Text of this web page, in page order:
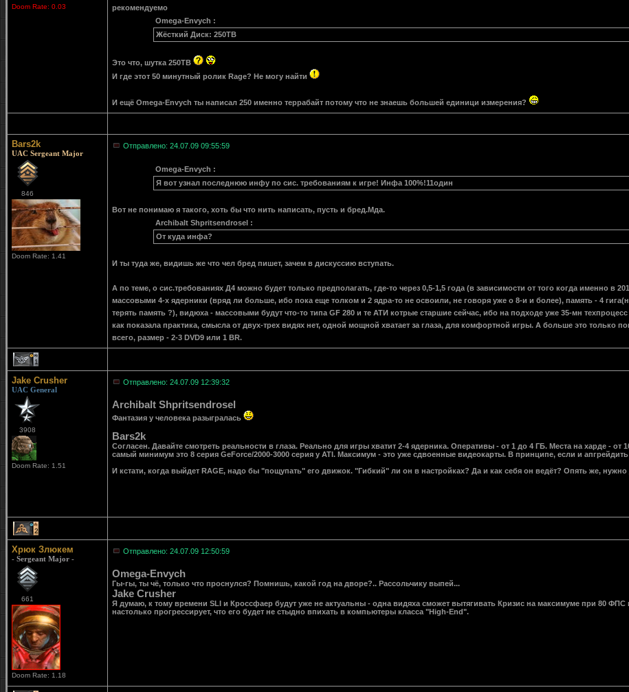
Doom Rate: 0.03
рекомендуемо
Omega-Envych :
Жёсткий Диск: 250ТB
Это что, шутка 250ТB
И где этот 50 минутный ролик Rаge? Не могу найти
И ещё Omega-Envych ты написал 250 именно террабайт потому что не знаешь большей единици измерения?
Bars2k
UAC Sergeant Major
846
Doom Rate: 1.41
Отправлено: 24.07.09 09:55:59
Omega-Envych :
Я вот узнал последнюю инфу по сис. требованиям к игре! Инфа 100%!11один
Вот не понимаю я такого, хоть бы что нить написать, пусть и бред.Мда.
Archibalt Shpritsendrosel :
От куда инфа?
И ты туда же, видишь же что чел бред пишет, зачем в дискуссию вступать.
А по теме, о сис.требованиях Д4 можно будет только предполагать, где-то через 0,5-1,5 года (в зависимости от того когда именно в
массовыми 4-х ядерники (вряд ли больше, ибо пока еще толком и 2 ядра-то не освоили, не говоря уже о 8-и и более), память - 4
терять память ?), видюха - массовыми будут что-то типа GF 280 и те АТИ котрые старшие сейчас, ибо на подходе уже 35-мн
как показала практика, смысла от двух-трех видях нет, одной мощной хватает за глаза, для комфортной игры. А больше это только
всего, размер - 2-3 DVD9 или 1 BR.
1
Jake Crusher
UAC General
3908
Doom Rate: 1.51
Отправлено: 24.07.09 12:39:32
Archibalt Shpritsendrosel
Фантазия у человека разыгралась
Bars2k
Согласен. Давайте смотреть реальности в глаза. Реально для игры хватит 2-4 ядерника. Оперативы - от 1 до 4 ГБ. Места на харде -
самый минимум это 8 серия GeForce/2000-3000 серия у ATI. Максимум - это уже сдвоенные видеокарты. В принципе, если и
И кстати, когда выйдет RAGE, надо бы "пощупать" его движок. "Гибкий" ли он в настройках? Да и как себя он ведёт? Опять же,
2
Хрюк Злюкем
- Sergeant Major -
661
Doom Rate: 1.18
Отправлено: 24.07.09 12:50:59
Omega-Envych
Гы-гы, ты чё, только что проснулся? Помнишь, какой год на дворе?.. Рассольчику выпей...
Jake Crusher
Я думаю, к тому времени SLI и Кроссфаер будут уже не актуальны - одна видяха сможет вытягивать Кризис на максимуме при 80
настолько прогрессирует, что его будет не стыдно впихать в компьютеры класса "High-End".